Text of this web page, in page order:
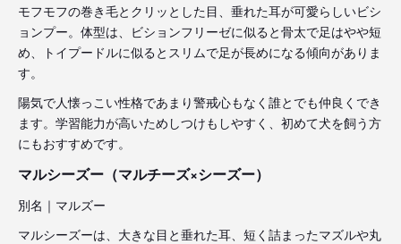
モフモフの巻き毛とクリッとした目、垂れた耳が可愛らしいビシ
ョンプー。体型は、ビションフリーゼに似ると骨太で足はやや短
め、トイプードルに似るとスリムで足が長めになる傾向がありま
す。
陽気で人懐っこい性格であまり警戒心もなく誰とでも仲良くでき
ます。学習能力が高いためしつけもしやすく、初めて犬を飼う方
にもおすすめです。
マルシーズー（マルチーズ×シーズー）
別名｜マルズー
マルシーズーは、大きな目と垂れた耳、短く詰まったマズルや丸